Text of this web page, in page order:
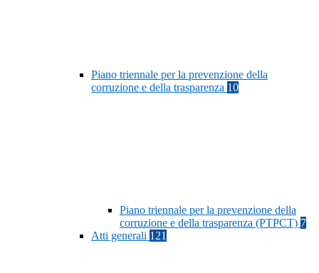
Piano triennale per la prevenzione della
corruzione e della trasparenza 10
Piano triennale per la prevenzione della
corruzione e della trasparenza (PTPCT) 7
Atti generali 121